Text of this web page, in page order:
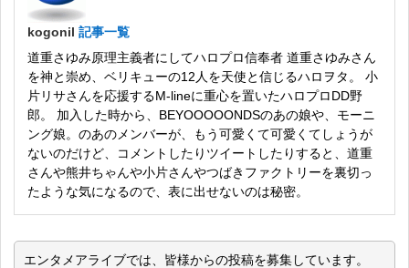
kogonil 記事一覧
道重さゆみ原理主義者にしてハロプロ信奉者 道重さゆみさん
を神と崇め、ベリキューの12人を天使と信じるハロヲタ。 小
片リサさんを応援するM-lineに重心を置いたハロプロDD野
郎。 加入した時から、BEYOOOOONDSのあの娘や、モーニ
ング娘。のあのメンバーが、もう可愛くて可愛くてしょうが
ないのだけど、コメントしたりツイートしたりすると、道重
さんや熊井ちゃんや小片さんやつばきファクトリーを裏切っ
たような気になるので、表に出せないのは秘密。
エンタメアライブでは、皆様からの投稿を募集しています。